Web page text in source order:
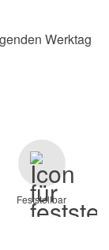
Werktag
Feststellbar